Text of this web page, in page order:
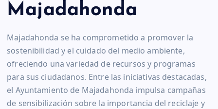
Majadahonda
Majadahonda se ha comprometido a promover la
sostenibilidad y el cuidado del medio ambiente,
ofreciendo una variedad de recursos y programas
para sus ciudadanos. Entre las iniciativas destacadas,
el Ayuntamiento de Majadahonda impulsa campañas
de sensibilización sobre la importancia del reciclaje y